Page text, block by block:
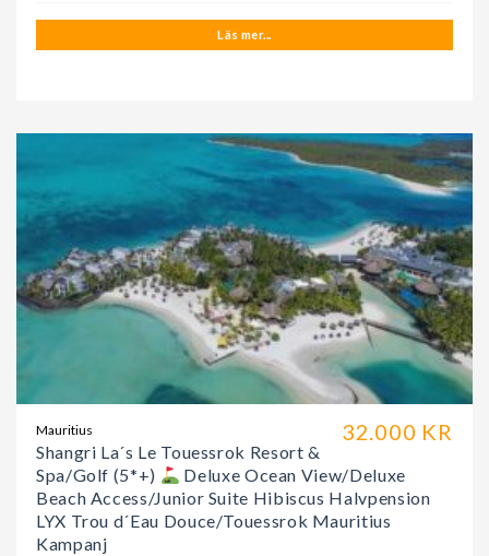
Läs mer...
32.000 KR
Mauritius
Shangri La´s Le Touessrok Resort &
Spa/Golf (5*+)
Deluxe Ocean View/Deluxe
Beach Access/Junior Suite Hibiscus Halvpension
LYX Trou d´Eau Douce/Touessrok Mauritius
Kampanj